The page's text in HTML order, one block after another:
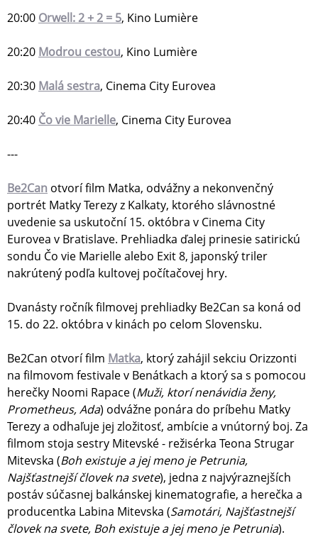
20:00 Orwell: 2 + 2 = 5, Kino Lumière
20:20 Modrou cestou, Kino Lumière
20:30 Malá sestra, Cinema City Eurovea
20:40 Čo vie Marielle, Cinema City Eurovea
---
Be2Can otvorí film Matka, odvážny a nekonvenčný
portrét Matky Terezy z Kalkaty, ktorého slávnostné
uvedenie sa uskutoční 15. októbra v Cinema City
Eurovea v Bratislave. Prehliadka ďalej prinesie satirickú
sondu Čo vie Marielle alebo Exit 8, japonský triler
nakrútený podľa kultovej počítačovej hry.
Dvanásty ročník filmovej prehliadky Be2Can sa koná od
15. do 22. októbra v kinách po celom Slovensku.
Be2Can otvorí film Matka, ktorý zahájil sekciu Orizzonti
na filmovom festivale v Benátkach a ktorý sa s pomocou
herečky Noomi Rapace (Muži, ktorí nenávidia ženy,
Prometheus, Ada) odvážne ponára do príbehu Matky
Terezy a odhaľuje jej zložitosť, ambície a vnútorný boj. Za
filmom stoja sestry Mitevské - režisérka Teona Strugar
Mitevska (Boh existuje a jej meno je Petrunia,
Najšťastnejší človek na svete), jedna z najvýraznejších
postáv súčasnej balkánskej kinematografie, a herečka a
producentka Labina Mitevska (Samotári, Najšťastnejší
človek na svete, Boh existuje a jej meno je Petrunia).